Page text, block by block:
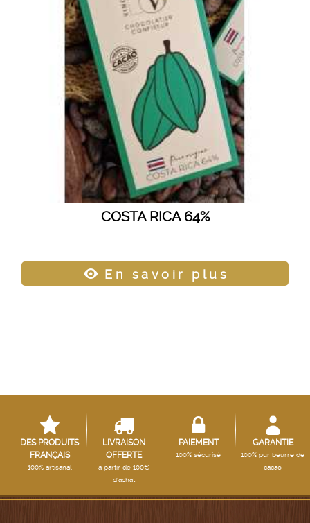
COSTA RICA 64%
En savoir plus
DES PRODUITS
FRANÇAIS
100% artisanal
LIVRAISON
OFFERTE
à partir de 100€
d'achat
PAIEMENT
100% sécurisé
GARANTIE
100% pur beurre de
cacao